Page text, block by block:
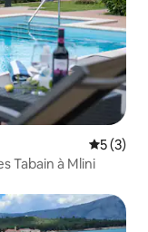
5 (3)
Tabain à Mlini